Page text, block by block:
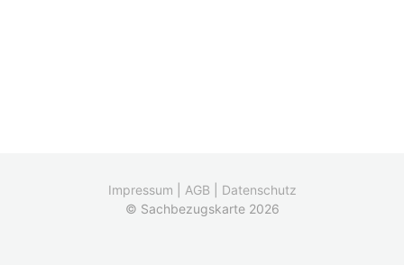
Impressum AGB
Datenschutz
© Sachbezugskarte 2026